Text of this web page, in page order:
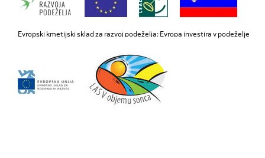
Evropski kmetijski sklad za razvoj podeželja: Evropa investira v podeželje